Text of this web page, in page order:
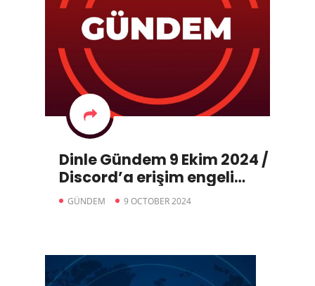
Dinle Gündem 9 Ekim 2024 /
Discord’a erişim engeli
getirildi. / Erdoğan: Fail de
GÜNDEM 9 OCTOBER 2024